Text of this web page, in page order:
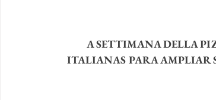
A SETTIMANA DELLA
ITALIANAS PARA AMPLIAR